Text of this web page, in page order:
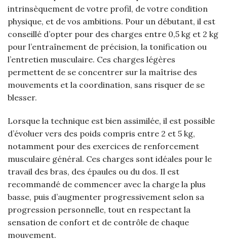
intrinsèquement de votre profil, de votre condition
physique, et de vos ambitions. Pour un débutant, il est
conseillé d’opter pour des charges entre 0,5 kg et 2 kg
pour l’entraînement de précision, la tonification ou
l’entretien musculaire. Ces charges légères
permettent de se concentrer sur la maîtrise des
mouvements et la coordination, sans risquer de se
blesser.
Lorsque la technique est bien assimilée, il est possible
d’évoluer vers des poids compris entre 2 et 5 kg,
notamment pour des exercices de renforcement
musculaire général. Ces charges sont idéales pour le
travail des bras, des épaules ou du dos. Il est
recommandé de commencer avec la charge la plus
basse, puis d’augmenter progressivement selon sa
progression personnelle, tout en respectant la
sensation de confort et de contrôle de chaque
mouvement.